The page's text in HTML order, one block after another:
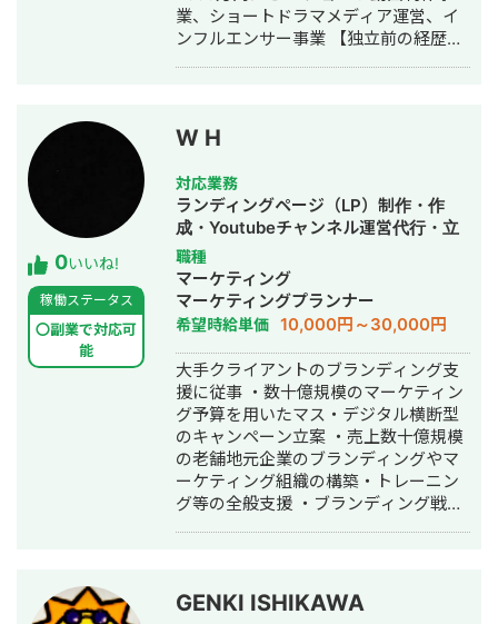
アプランニング〜レポーティングまで
一貫対応。営業と連携し、複数案件の
運用を担当。 担当業種 教育／ラグジュ
ディスプレイ／YouTube） Yahoo!
Meta／X（旧Twitter）／LINE／DV360
実績（抜粋） 美容商材のCPA改善：キ
ャンペーン施策でCPAを¥2,000→¥200
に改善（Meta Advantage+活用） ブラ
ンド好感度向上施策：訴求変更でブラ
ンドリフト250％増 新規媒体導入支
援：DV360を用いた大型案件で自社初
の1億円超の受注に貢献 Smart
Incubation株式会社（2020年4月〜
2022年5月） 資本金：300万円／従業
員数：8名／非上場 ポジション：広告
運用者 業務内容 D2C美容商材を中心と
した単品通販領域にて、広告戦略の設
計・運用を担当。ディレクション・メ
ンバーマネジメント・LP改善なども担
当。 実績 月間運用額：2,000万円／月
間粗利：約300万円 ■得意分野・活か
せるスキル Web広告戦略の立案・運
経験 ターゲットインサイトを活かした
訴求開発・LPO改善 チームディレクシ
業、ショートドラマメディア運営、イ
ンフルエンサー事業 【独立前の経歴・
ォロワー10万、3年後にフォロワー50
万人 ┗SNSチームの立ち上げをし、全
てインハウス化させる ┗大手出版社か
らインスタのレシピ本を出版。
※「PFCバランスを整えるだけやせるレ
シピ」Amazonや書店に売ってます。
担当した具体的なアカウント※全て立ち
上げから担当 ┗instagram：ダイエッ
トメディア 45万人 ┗instagram：パ
ーソナルジム 2万人 ┗instagram：食
品定期通販 2.2万人 ┗Twitter：パー
ソナルジム 1万人 ┗tiktok：ダイエッ
トメディア1万人 ┗Youtube：パーソナ
ルジム ※チャンネル登録2,000人以上、
50本以上の動画作成
0いいね!
稼働ステータス
〇副業で対応可
能
W H
対応業務
ランディングページ（LP）制作・作
成・Youtubeチャンネル運営代行・立
ち上げ・ECサイト構築・ネットショッ
プ作成代行・SEO対策・SNS運用代
行・キャスティング・ホームページ制
作・作成・バナー制作・デザイン・ロ
ゴデザイン・作成・イラスト制作・リ
スティング広告運用代行・オウンドメ
ディア制作・構築・運用代行・動画制
作・動画編集
職種
マーケティング
マーケティングプランナー
希望時給単価 10,000円～30,000円
大手クライアントのブランディング支
援に従事 ・数十億規模のマーケティン
グ予算を用いたマス・デジタル横断型
のキャンペーン立案 ・売上数十億規模
の老舗地元企業のブランディングやマ
ーケティング組織の構築・トレーニン
グ等の全般支援 ・ブランディング戦
社にてSEOコンサルティング ・月間
1000万PVのWEBメディアの運営 ・
GENKI ISHIKAWA